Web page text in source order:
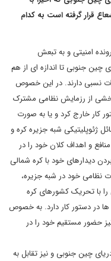
قرار گرفته است به کدام
امنیتی و به تبعش
چین جنوبی تا اندازه ای از هم
نسبی دارند. در این خصوص
بخشی از رزمایش نظامی مشترک
کار خارج کرد و یا به صورت
ژئوپلیتیکی شبه جزیره کره و
و اهداف کلان خود را در
دیدارهای خود با کره شمالی
نظامی خود در شبه جزیره،
با تحریک کشورهای کره
ها در دستور کار دارد. به خصوص
حضور مستقیم خود را در
چین جنوبی و نیز تقابل به